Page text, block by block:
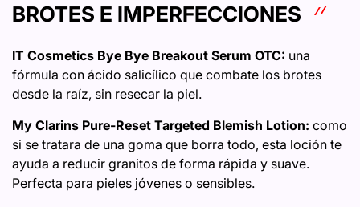
BROTES E IMPERFECCIONES
IT Cosmetics Bye Bye Breakout Serum OTC: una
fórmula con ácido salicílico que combate los brotes
desde la raíz, sin resecar la piel.
My Clarins Pure-Reset Targeted Blemish Lotion: como
si se tratara de una goma que borra todo, esta loción te
ayuda a reducir granitos de forma rápida y suave.
Perfecta para pieles jóvenes o sensibles.